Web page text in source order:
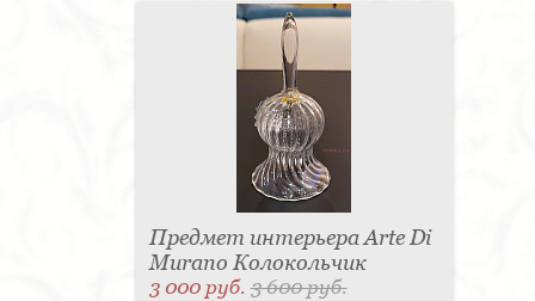
Предмет интерьера Arte Di
Murano Колокольчик
3 000 руб.3 600 руб.